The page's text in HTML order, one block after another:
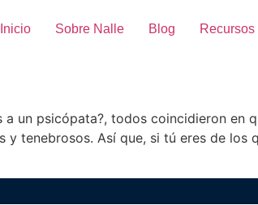
Inicio
Sobre Nalle Blog Recursos
un psicópata?, todos coincidieron en
tenebrosos. Así que, si tú eres de los